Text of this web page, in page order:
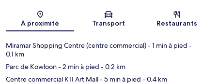
Carte
À proximité Transport Restaurants
Miramar Shopping Centre (centre commercial)- 1 min à pied -
0.1 km
Parc de Kowloon- 2 min à pied - 0.2 km
Centre commercial K11 Art Mall- 5 min à pied - 0.4 km